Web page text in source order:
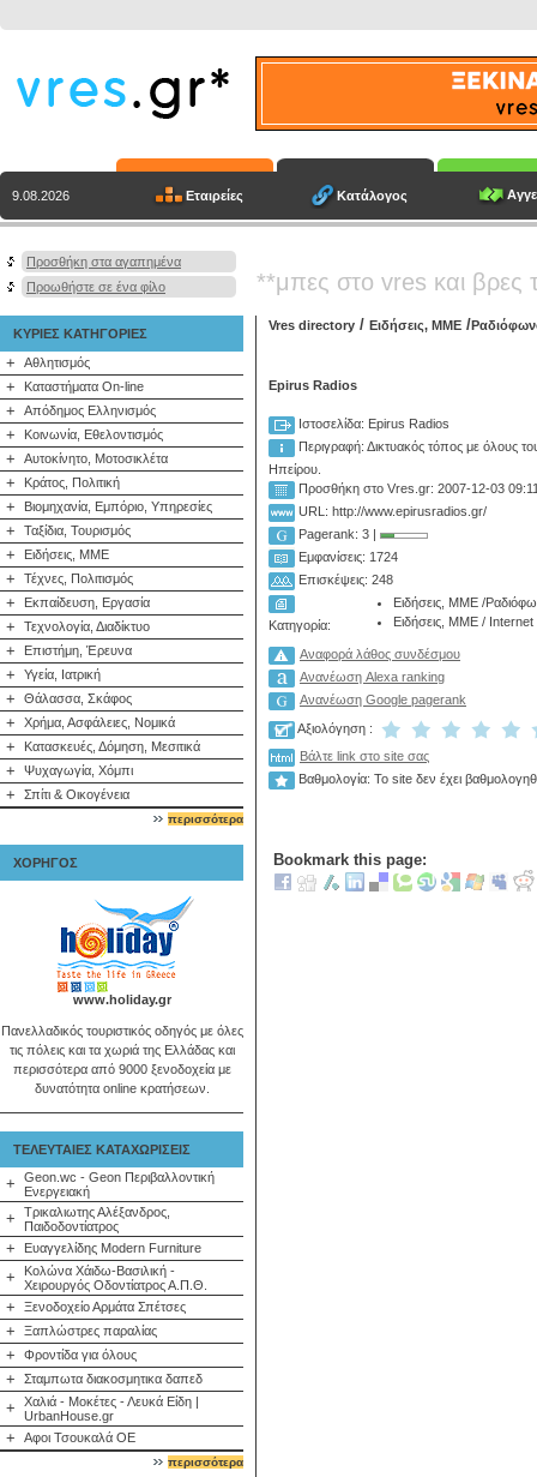
9.08.2026 Εταιρείες Κατάλογος
Προσθήκη στα αγαπημένα
Προωθήστε σε ένα φίλο
**μπες στο vres και βρες
ΚΥΡΙΕΣ ΚΑΤΗΓΟΡΙΕΣ
+ Αθλητισμός
+ Καταστήματα On-line
+ Απόδημος Ελληνισμός
+ Κοινωνία, Εθελοντισμός
+ Αυτοκίνητο, Μοτοσικλέτα
+ Κράτος, Πολιτική
+ Βιομηχανία, Εμπόριο, Υπηρεσίες
+ Ταξίδια, Τουρισμός
+ Ειδήσεις, ΜΜΕ
+ Τέχνες, Πολιτισμός
+ Εκπαίδευση, Εργασία
+ Τεχνολογία, Διαδίκτυο
+ Επιστήμη, Έρευνα
+ Υγεία, Ιατρική
+ Θάλασσα, Σκάφος
+ Χρήμα, Ασφάλειες, Νομικά
+ Κατασκευές, Δόμηση, Μεσιτικά
+ Ψυχαγωγία, Χόμπι
+ Σπίτι & Οικογένεια
περισσότερα
ΧΟΡΗΓΟΣ
www.holiday.gr
Πανελλαδικός τουριστικός οδηγός με όλες
τις πόλεις και τα χωριά της Ελλάδας και
περισσότερα από 9000 ξενοδοχεία με
δυνατότητα online κρατήσεων.
ΤΕΛΕΥΤΑΙΕΣ ΚΑΤΑΧΩΡΙΣΕΙΣ
+
Geon.wc - Geon Περιβαλλοντική
Ενεργειακή
+
Τρικαλιωτης Αλέξανδρος,
Παιδοδοντίατρος
+ Ευαγγελίδης Modern Furniture
+
Κολώνα Χάιδω-Βασιλική -
Χειρουργός Οδοντίατρος Α.Π.Θ.
+ Ξενοδοχείο Αρμάτα Σπέτσες
+ Ξαπλώστρες παραλίας
+ Φροντίδα για όλους
+ Σταμπωτα διακοσμητικα δαπεδ
+
Χαλιά - Μοκέτες - Λευκά Είδη |
UrbanHouse.gr
+ Αφοι Τσουκαλά ΟΕ
περισσότερα
Vres directory / Ειδήσεις, ΜΜΕ /
Epirus Radios
Ιστοσελίδα: Epirus Radios
Περιγραφή: Δικτυακός τόπος με όλους
Ηπείρου.
Προσθήκη στο Vres.gr: 2007-12-03
URL: http://www.epirusradios.gr/
Pagerank: 3 |
Εμφανίσεις: 1724
Επισκέψεις: 248
Κατηγορία:
Ειδήσεις, ΜΜΕ /
Ειδήσεις, ΜΜΕ / Internet
Αναφορά λάθος συνδέσμου
Ανανέωση Alexa ranking
Ανανέωση Google pagerank
Αξιολόγηση :
Βάλτε link στο site σας
Βαθμολογία: Το site δεν έχει
Bookmark this page: